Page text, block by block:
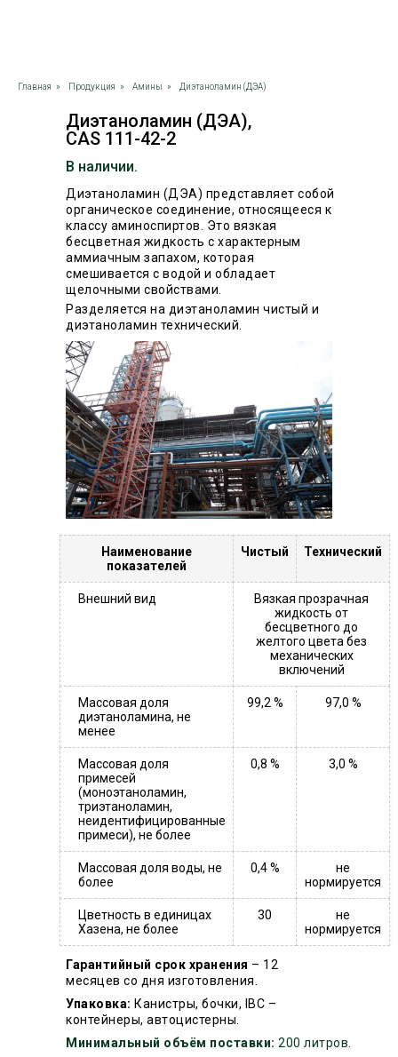
Главная » Продукция » Амины » Диэтаноламин (ДЭА)
Диэтаноламин (ДЭА),
CAS 111-42-2
В наличии.
Диэтаноламин (ДЭА) представляет собой
органическое соединение, относящееся к
классу аминоспиртов. Это вязкая
бесцветная жидкость с характерным
аммиачным запахом, которая
смешивается с водой и обладает
щелочными свойствами.
Разделяется на диэтаноламин чистый и
диэтаноламин технический.
Наименование
показателей
Чистый Технический
Внешний вид
Вязкая прозрачная
жидкость от
бесцветного до
желтого цвета без
механических
включений
Массовая доля
диэтаноламина, не
менее
99,2 % 97,0 %
Массовая доля
примесей
(моноэтаноламин,
триэтаноламин,
неидентифицированные
примеси), не более
0,8 % 3,0 %
Массовая доля воды, не
более
0,4 %
не
нормируется
Цветность в единицах
Хазена, не более
30
не
нормируется
Минимальный объём поставки: 200 литров.
Упаковка: Канистры, бочки, IBC –
контейнеры, автоцистерны.
Гарантийный срок хранения – 12
месяцев со дня изготовления.